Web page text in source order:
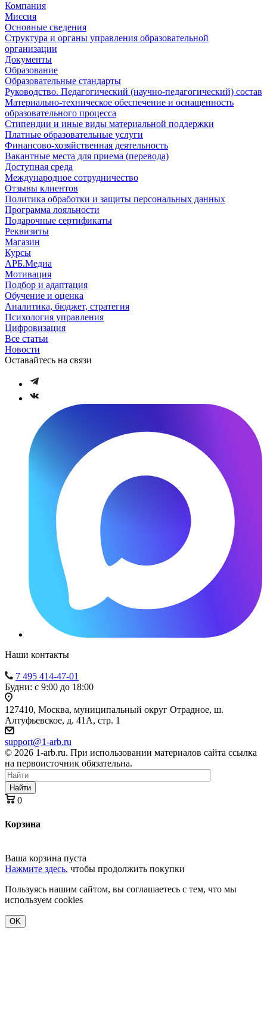
Компания
Миссия
Основные сведения
Структура и органы управления образовательной
организации
Документы
Образование
Образовательные стандарты
Руководство. Педагогический (научно-педагогический) состав
Материально-техническое обеспечение и оснащенность
образовательного процесса
Стипендии и иные виды материальной поддержки
Платные образовательные услуги
Финансово-хозяйственная деятельность
Вакантные места для приема (перевода)
Доступная среда
Международное сотрудничество
Отзывы клиентов
Политика обработки и защиты персональных данных
Программа лояльности
Подарочные сертификаты
Реквизиты
Магазин
Курсы
АРБ.Медиа
Мотивация
Подбор и адаптация
Обучение и оценка
Аналитика, бюджет, стратегия
Психология управления
Цифровизация
Все статьи
Новости
Оставайтесь на связи
Наши контакты
7 495 414-47-01
Будни: с 9:00 до 18:00
127410, Москва, муниципальный округ Отрадное, ш.
Алтуфьевское, д. 41А, стр. 1
support@1-arb.ru
© 2026 1-arb.ru. При использовании материалов сайта ссылка
на первоисточник обязательна.
Найти
0
Корзина
Ваша корзина пуста
Нажмите здесь, чтобы продолжить покупки
Пользуясь нашим сайтом, вы соглашаетесь с тем, что мы
используем cookies
OK